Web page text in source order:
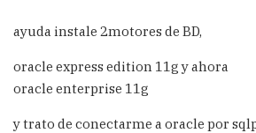
ayuda instale 2motores de BD,
oracle express edition 11g y ahora
oracle enterprise 11g
y trato de conectarme a oracle por